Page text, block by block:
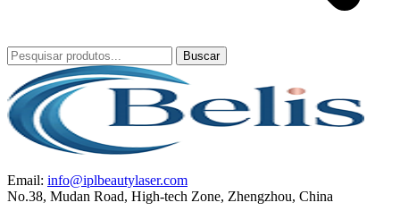
Buscar
Email: info@iplbeautylaser.com
No.38, Mudan Road, High-tech Zone, Zhengzhou, China